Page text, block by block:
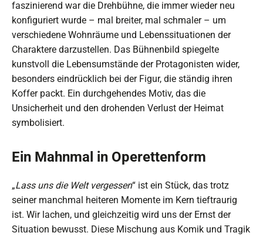
faszinierend war die Drehbühne, die immer wieder neu
konfiguriert wurde – mal breiter, mal schmaler – um
verschiedene Wohnräume und Lebenssituationen der
Charaktere darzustellen. Das Bühnenbild spiegelte
kunstvoll die Lebensumstände der Protagonisten wider,
besonders eindrücklich bei der Figur, die ständig ihren
Koffer packt. Ein durchgehendes Motiv, das die
Unsicherheit und den drohenden Verlust der Heimat
symbolisiert.
Ein Mahnmal in Operettenform
„Lass uns die Welt vergessen“ ist ein Stück, das trotz
seiner manchmal heiteren Momente im Kern tieftraurig
ist. Wir lachen, und gleichzeitig wird uns der Ernst der
Situation bewusst. Diese Mischung aus Komik und Tragik